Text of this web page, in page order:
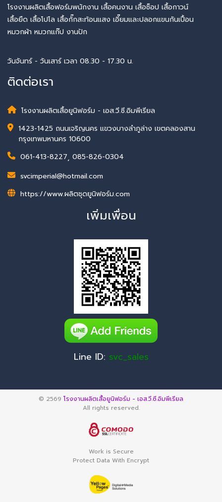
โรงงานผลิตเสื้อฟอร์มพนักงาน เสื้อคนงาน เสื้อช็อป เสื้อกาวน์
เสื้อยืด เสื้อโปโล เสื้อกั๊กสะท้อนแสง เอี๊ยมและปลอกแขนกันเปื้อน
หมวกผ้า หมวกแก๊ป งานปัก
วันจันทร์ - วันเสาร์ เวลา 08.30 - 17.30 น.
ติดต่อเรา
โรงงานผลิตเสื้อยูนิฟอร์ม - เอส.วี.ซี.อิมพีเรียล
1423-1425 ถนนเจริญนคร แขวงบางลำภูล่าง เขตคลองสาน
กรุงเทพมหานคร 10600
061-413-8227, 085-826-0304
svcimperial@hotmail.com
https://www.ผลิตชุดยูนิฟอร์ม.com
เพิ่มเพื่อน
Line ID: svc_sales
© 2569 โรงงานผลิตเสื้อยูนิฟอร์ม - เอส.วี.ซี.อิมพีเรียล
All rights reserved.
Work is Secure
Protect Data With Encrypt